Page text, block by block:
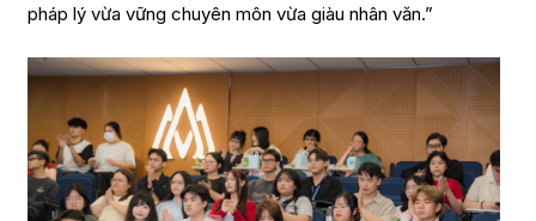
pháp lý vừa vững chuyên môn vừa giàu nhân văn.”